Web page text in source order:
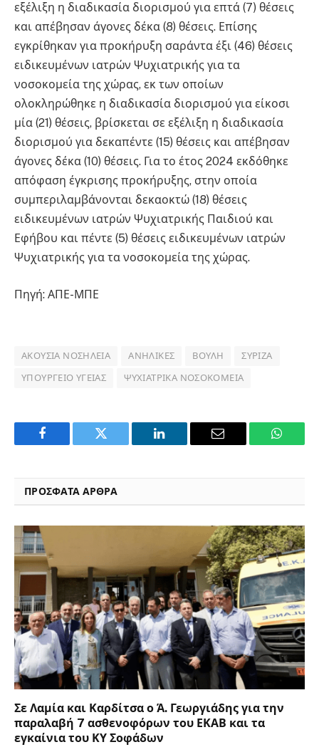
εξέλιξη η διαδικασία διορισμού για επτά (7) θέσεις
και απέβησαν άγονες δέκα (8) θέσεις. Επίσης
εγκρίθηκαν για προκήρυξη σαράντα έξι (46) θέσεις
ειδικευμένων ιατρών Ψυχιατρικής για τα
νοσοκομεία της χώρας, εκ των οποίων
ολοκληρώθηκε η διαδικασία διορισμού για είκοσι
μία (21) θέσεις, βρίσκεται σε εξέλιξη η διαδικασία
διορισμού για δεκαπέντε (15) θέσεις και απέβησαν
άγονες δέκα (10) θέσεις. Για το έτος 2024 εκδόθηκε
απόφαση έγκρισης προκήρυξης, στην οποία
συμπεριλαμβάνονται δεκαοκτώ (18) θέσεις
ειδικευμένων ιατρών Ψυχιατρικής Παιδιού και
Εφήβου και πέντε (5) θέσεις ειδικευμένων ιατρών
Ψυχιατρικής για τα νοσοκομεία της χώρας.
Πηγή: ΑΠΕ-ΜΠΕ
ΑΚΟΎΣΙΑ ΝΟΣΗΛΕΊΑ ΑΝΉΛΙΚΕΣ ΒΟΥΛΉ ΣΥΡΙΖΑ
ΥΠΟΥΡΓΕΊΟ ΥΓΕΊΑΣ ΨΥΧΙΑΤΡΙΚΆ ΝΟΣΟΚΟΜΕΊΑ
Facebook Twitter LinkedIn Email
ΠΡΟΣΦΑΤΑ ΑΡΘΡΑ
Σε Λαμία και Καρδίτσα ο Ά. Γεωργιάδης για την
παραλαβή 7 ασθενοφόρων του ΕΚΑΒ και τα
εγκαίνια του ΚΥ Σοφάδων